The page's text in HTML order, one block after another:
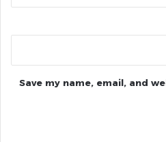
Save my name, email, and